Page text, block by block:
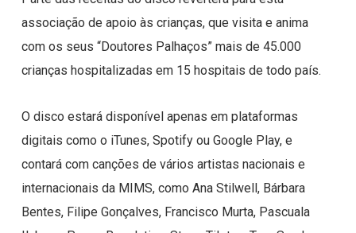
associação de apoio às crianças, que visita e anima
com os seus “Doutores Palhaços” mais de 45.000
crianças hospitalizadas em 15 hospitais de todo país.
O disco estará disponível apenas em plataformas
digitais como o iTunes, Spotify ou Google Play, e
contará com canções de vários artistas nacionais e
internacionais da MIMS, como Ana Stilwell, Bárbara
Bentes, Filipe Gonçalves, Francisco Murta, Pascuala